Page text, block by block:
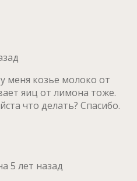
меня козье молоко от
яиц от лимона тоже.
что делать? Спасибо.
5 лет назад